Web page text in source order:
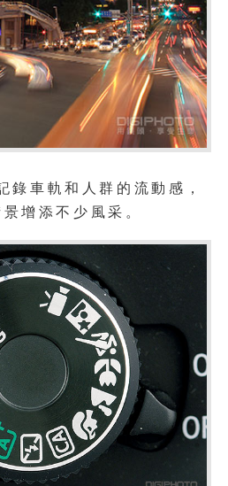
錄車軌和人群的流動感，
增添不少風采。